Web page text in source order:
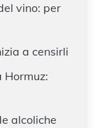
vino: per
a censirli
Hormuz:
alcoliche